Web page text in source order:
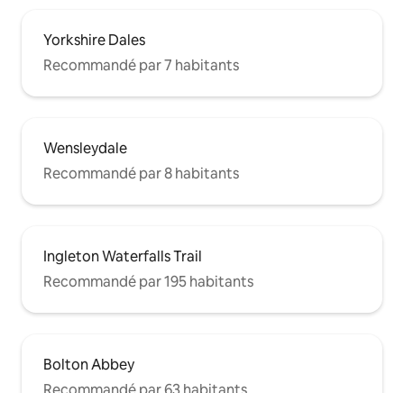
Yorkshire Dales
Recommandé par 7 habitants
Wensleydale
Recommandé par 8 habitants
Ingleton Waterfalls Trail
Recommandé par 195 habitants
Bolton Abbey